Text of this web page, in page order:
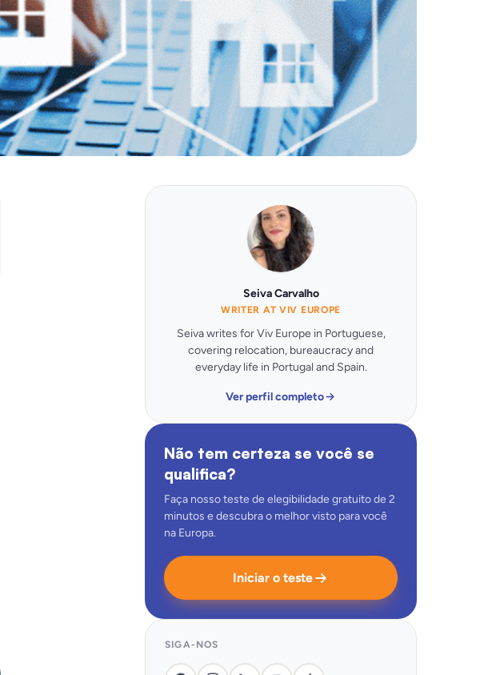
Seiva Carvalho
WRITER AT VIV EUROPE
Seiva writes for Viv Europe in Portuguese,
covering relocation, bureaucracy and
everyday life in Portugal and Spain.
Ver perfil completo
Não tem certeza se você se
qualifica?
Faça nosso teste de elegibilidade gratuito de 2
minutos e descubra o melhor visto para você
na Europa.
Iniciar o teste
SIGA-NOS